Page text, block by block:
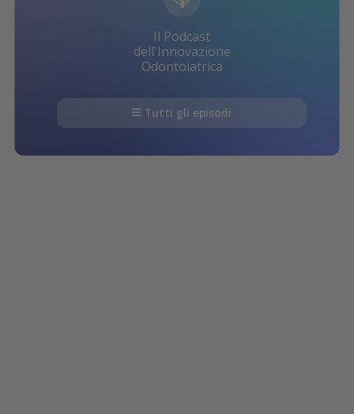
Il Podcast
dell'Innovazione
Odontoiatrica
Tutti gli episodi